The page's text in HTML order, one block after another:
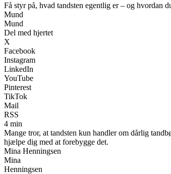
Få styr på, hvad tandsten egentlig er – og hvordan
Mund
Mund
Del med hjertet
X
Facebook
Instagram
LinkedIn
YouTube
Pinterest
TikTok
Mail
RSS
4 min
Mange tror, at tandsten kun handler om dårlig
hjælpe dig med at forebygge det.
Mina Henningsen
Mina
Henningsen